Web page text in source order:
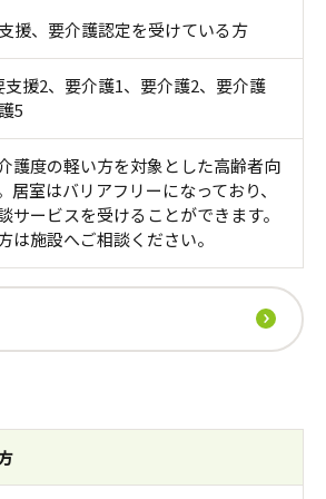
援、要介護認定を受けている方
援2、要介護1、要介護2、要介護
5
護度の軽い方を対象とした高齢者向
居室はバリアフリーになっており、
サービスを受けることができます。
は施設へご相談ください。